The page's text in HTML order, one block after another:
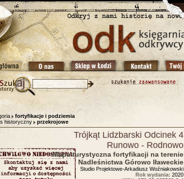
fortyfikacje i podziemia
historyczny
przekrojowe
Trójkąt Lidzbarski Odcinek 4
Runowo - Rodnowo
Mapa turystyczna fortyfikacji na terenie
Nadleśnictwa Górowo Iławeckie
Studio Projektowe-Arkadiusz Woźniakowski
Rok wydania: 2020